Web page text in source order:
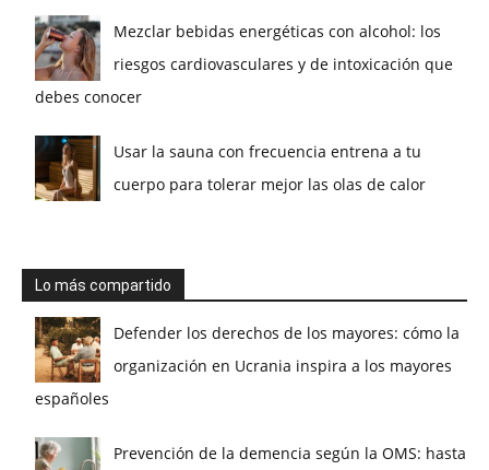
Mezclar bebidas energéticas con alcohol: los
riesgos cardiovasculares y de intoxicación que
debes conocer
Usar la sauna con frecuencia entrena a tu
cuerpo para tolerar mejor las olas de calor
Lo más compartido
Defender los derechos de los mayores: cómo la
organización en Ucrania inspira a los mayores
españoles
Prevención de la demencia según la OMS: hasta